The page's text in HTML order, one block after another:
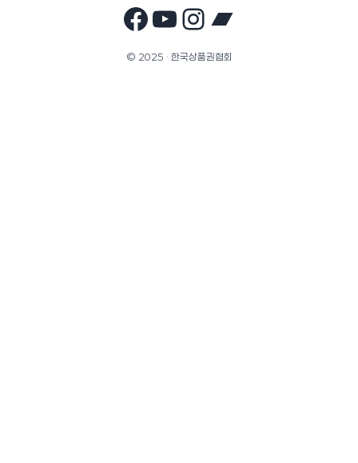
Facebook
YouTube
Instagram
© 2025 · 한국상품권협회